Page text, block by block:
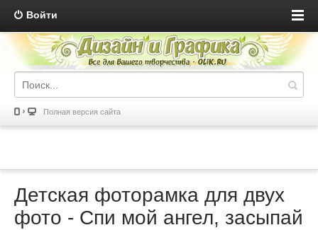
Войти
Полная версия сайта
Детская фоторамка для двух
фото - Спи мой ангел, засыпай